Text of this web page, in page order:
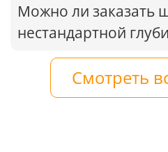
Можно ли заказать
нестандартной
Смотреть